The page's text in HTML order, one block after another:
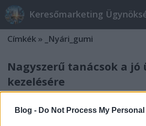
Blog - Do Not Process My
Címkék » _Nyári_gumi
Nagyszerű tanácsok a jó
kezelésére